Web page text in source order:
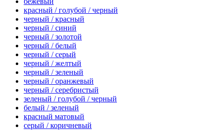
красный / голубой / черный
черный / красный
черный / синий
черный / золотой
черный / белый
черный / серый
черный / желтый
черный / зеленый
черный / оранжевый
черный / серебристый
зеленый / голубой / черный
белый / зеленый
красный матовый
серый / коричневый